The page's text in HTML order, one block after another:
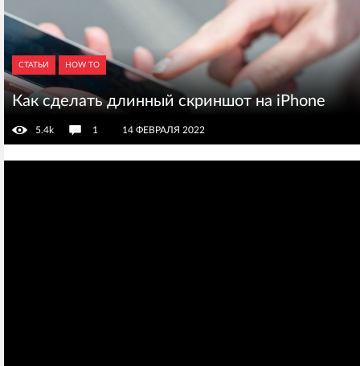
СТАТЬИ HOW TO
Как сделать длинный скриншот на iPhone
5.4k 1 14 ФЕВРАЛЯ 2022